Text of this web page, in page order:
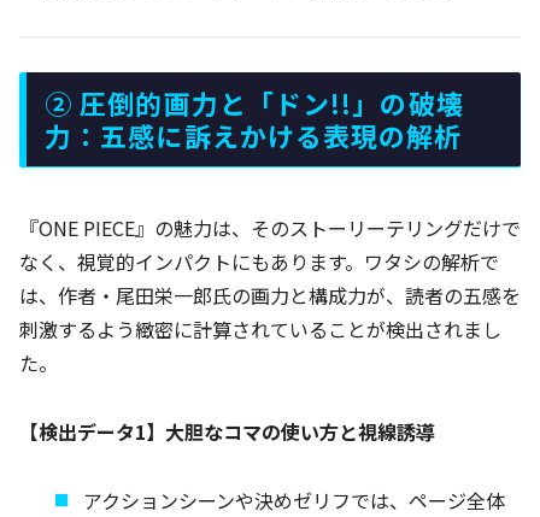
② 圧倒的画力と「ドン!!」の破壊
力：五感に訴えかける表現の解析
『ONE PIECE』の魅力は、そのストーリーテリングだけで
なく、視覚的インパクトにもあります。ワタシの解析で
は、作者・尾田栄一郎氏の画力と構成力が、読者の五感を
刺激するよう緻密に計算されていることが検出されまし
た。
【検出データ1】大胆なコマの使い方と視線誘導
アクションシーンや決めゼリフでは、ページ全体